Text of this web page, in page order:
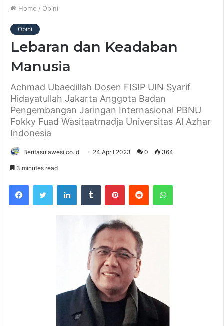
Home / Opini
Opini
Lebaran dan Keadaban
Manusia
Achmad Ubaedillah Dosen FISIP UIN Syarif
Hidayatullah Jakarta Anggota Badan
Pengembangan Jaringan Internasional PBNU
Fokky Fuad Wasitaatmadja Universitas Al Azhar
Indonesia
Beritasulawesi.co.id 24 April 2023 0 364
3 minutes read